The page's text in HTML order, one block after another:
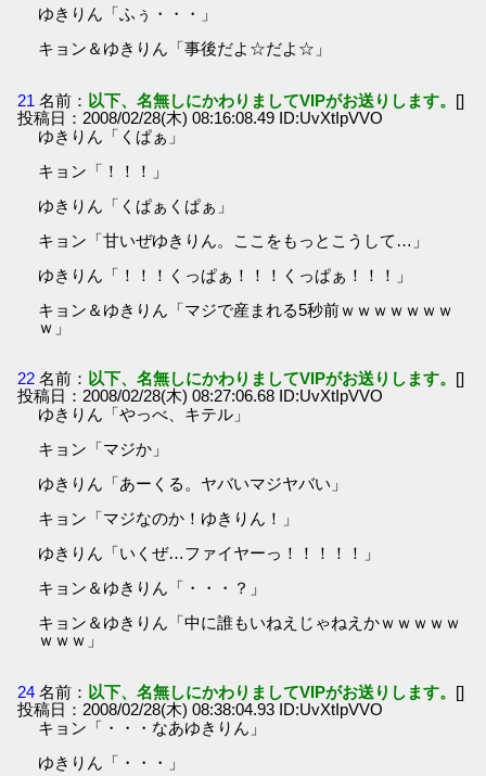
ゆきりん「ふぅ・・・」
キョン＆ゆきりん「事後だよ☆だよ☆」
21 名前： 以下、名無しにかわりましてVIPがお送りします。 []
投稿日：2008/02/28(木) 08:16:08.49 ID:UvXtIpVVO
ゆきりん「くぱぁ」
キョン「！！！」
ゆきりん「くぱぁくぱぁ」
キョン「甘いぜゆきりん。ここをもっとこうして…」
ゆきりん「！！！くっぱぁ！！！くっぱぁ！！！」
キョン＆ゆきりん「マジで産まれる5秒前ｗｗｗｗｗｗｗ
ｗ」
22 名前： 以下、名無しにかわりましてVIPがお送りします。 []
投稿日：2008/02/28(木) 08:27:06.68 ID:UvXtIpVVO
ゆきりん「やっべ、キテル」
キョン「マジか」
ゆきりん「あーくる。ヤバいマジヤバい」
キョン「マジなのか！ゆきりん！」
ゆきりん「いくぜ…ファイヤーっ！！！！！」
キョン＆ゆきりん「・・・？」
キョン＆ゆきりん「中に誰もいねえじゃねえかｗｗｗｗｗ
ｗｗｗ」
24 名前： 以下、名無しにかわりましてVIPがお送りします。 []
投稿日：2008/02/28(木) 08:38:04.93 ID:UvXtIpVVO
キョン「・・・なあゆきりん」
ゆきりん「・・・」